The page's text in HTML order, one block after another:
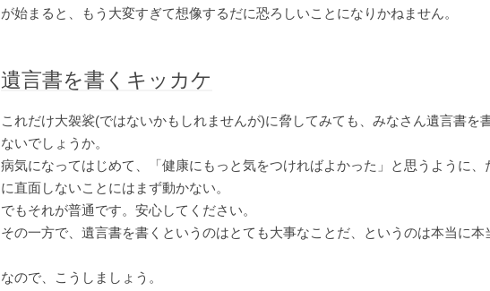
が始まると、もう大変すぎて想像するだに恐ろしいことになりかねません。
遺言書を書くキッカケ
これだけ大袈裟(ではないかもしれませんが)に脅してみても、みなさん遺言書を
ないでしょうか。
病気になってはじめて、「健康にもっと気をつければよかった」と思うように、
に直面しないことにはまず動かない。
でもそれが普通です。安心してください。
その一方で、遺言書を書くというのはとても大事なことだ、というのは本当に本
なので、こうしましょう。